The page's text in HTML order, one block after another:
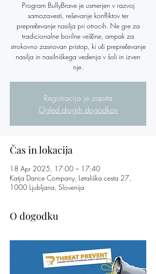
Program BullyBrave je usmerjen v razvoj
samozavesti, reševanje konfliktov ter
preprečevanje nasilja pri otrocih. Ne gre za
tradicionalne borilne veščine, ampak za
strokovno zasnovan pristop, ki uči preprečevanje
nasilja in nasilniškega vedenja v šoli in izven
nje.
Registracija je zaprta
Ogled drugih dogodkov
Čas in lokacija
18 Apr 2025, 17:00 – 17:40
Katja Dance Company, Letališka cesta 27,
1000 Ljubljana, Slovenija
O dogodku